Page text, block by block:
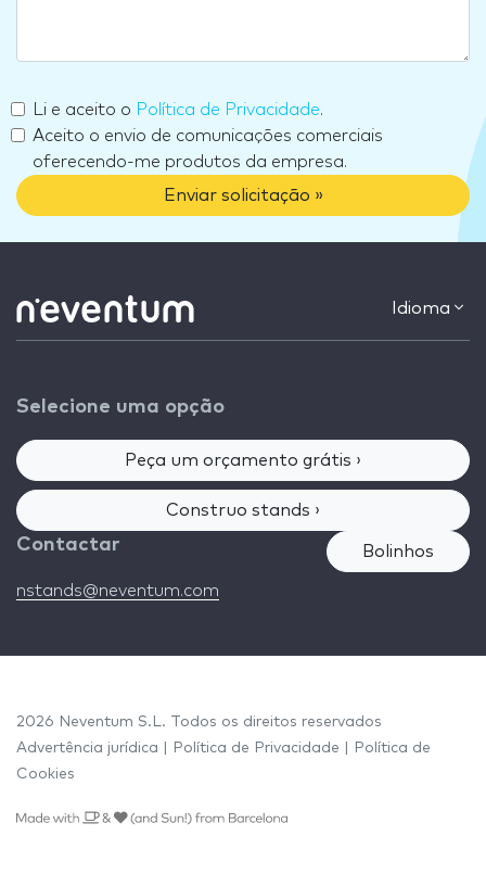
Li e aceito o Política de Privacidade.
Aceito o envio de comunicações comerciais
oferecendo-me produtos da empresa.
Enviar solicitação »
Idioma
Selecione uma opção
Peça um orçamento grátis ›
Construo stands ›
Contactar
nstands@neventum.com
Bolinhos
2026 Neventum S.L. Todos os direitos reservados
Advertência jurídica
Política de Privacidade
Política de
Cookies